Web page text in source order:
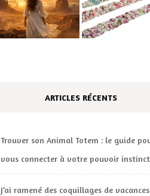
ARTICLES RÉCENTS
Trouver son Animal Totem : le guide
vous connecter à votre pouvoir
J’ai ramené des coquillages de